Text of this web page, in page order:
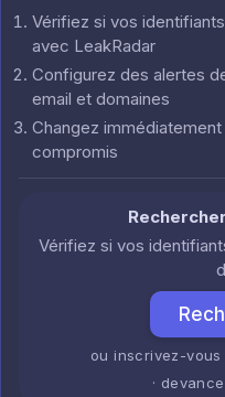
Vérifiez si vos
avec LeakRadar
Configurez des alertes
email et domaines
Changez
compromis
Vérifiez si vos
ou inscrivez-vous
·